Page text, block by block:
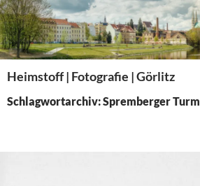
Zum
Inhalt
springen
Heimstoff | Fotografie | Görlitz
Schlagwortarchiv: Spremberger Turm